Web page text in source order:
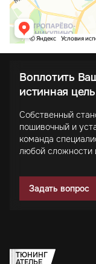
Воплотить
истинная
Собственный
пошивочный и
команда
любой сложности
Задать вопрос
ТЮНИНГ